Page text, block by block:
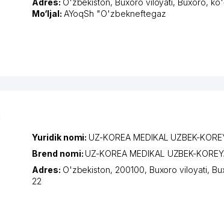
Adres: O'zbekiston, Buxoro viloyati, Buxoro,
Mo‘ljal: AYoqSh "O'zbekneftegaz
Yuridik nomi: UZ-KOREA MEDIKAL UZBEK-
Brend nomi: UZ-KOREA MEDIKAL UZBEK-
Adres: O'zbekiston, 200100, Buxoro viloyati,
22